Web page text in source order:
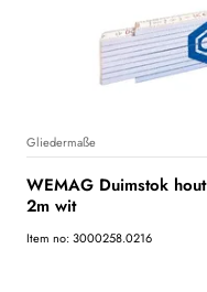
Gliedermaße
WEMAG Duimstok hout
2m wit
Item no: 3000258.0216